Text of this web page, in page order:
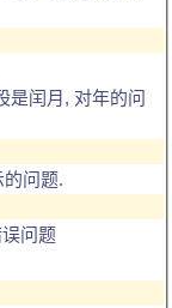
是闰月, 对年的问
问题.
问题